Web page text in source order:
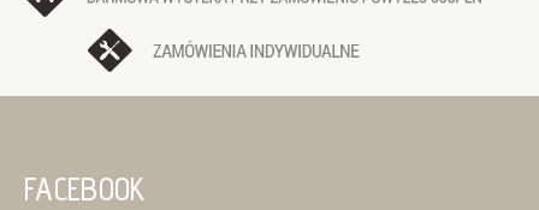
FACEBOOK